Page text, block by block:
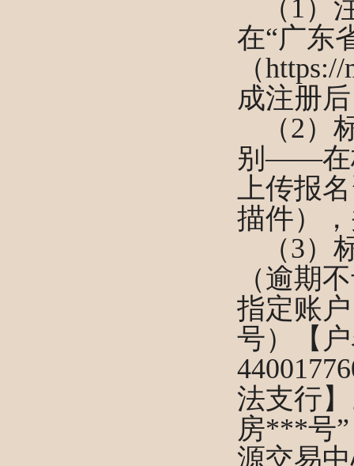
（ 1）
在“广东
（
成注册
（2）
别——在
上传报
描件）
（3）
（逾期
指定账
号）【
法支行
房***号
源交易